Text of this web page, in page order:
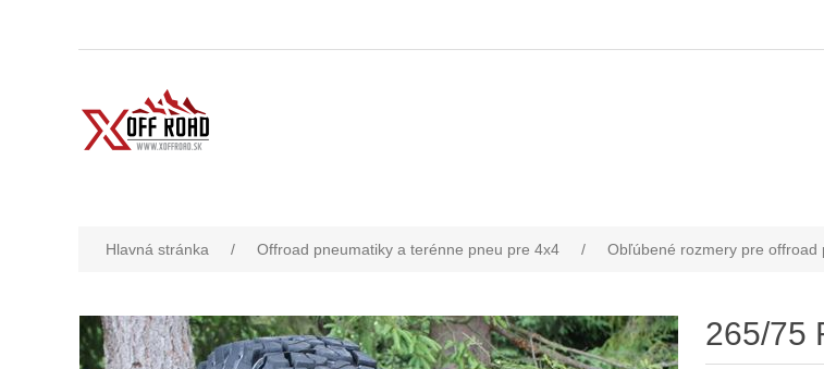
Hlavná stránka / Offroad pneumatiky a terénne pneu pre 4x4 / Obľúbené rozmery pre offroad
265/75